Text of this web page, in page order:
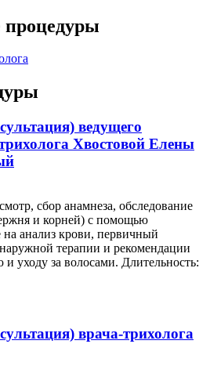
ведущего
Хвостовой Елены
сбор анамнеза, обследование
и корней) с помощью
на анализ крови, первичный
терапии и рекомендации
уходу за волосами. Длительность:
врача-трихолога